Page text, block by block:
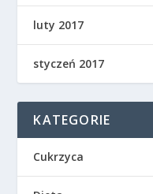
luty 2017
styczeń 2017
KATEGORIE
Cukrzyca